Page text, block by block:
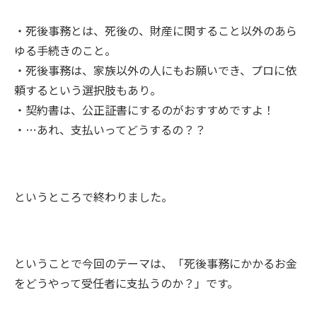
・死後事務とは、死後の、財産に関すること以外のあら
ゆる手続きのこと。
・死後事務は、家族以外の人にもお願いでき、プロに依
頼するという選択肢もあり。
・契約書は、公正証書にするのがおすすめですよ！
・…あれ、支払いってどうするの？？
というところで終わりました。
ということで今回のテーマは、「死後事務にかかるお金
をどうやって受任者に支払うのか？」です。